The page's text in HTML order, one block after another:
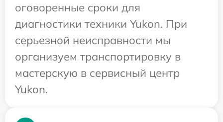
оговоренные сроки для
диагностики техники Yukon. При
серьезной неисправности мы
организуем транспортировку в
мастерскую в сервисный центр
Yukon.